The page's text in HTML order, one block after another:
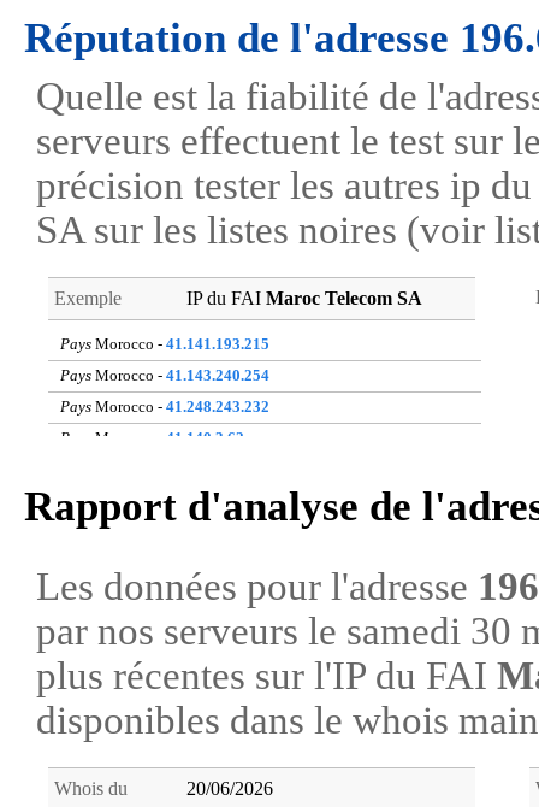
Réputation de l'adresse
Quelle est la fiabilité de
serveurs effectuent le test sur
précision tester les autres ip
SA sur les listes noires (voir
Exemple IP du FAI Maroc Telecom SA
Pays Morocco - 41.141.193.215
Pays Morocco - 41.143.240.254
Pays Morocco - 41.248.243.232
Pays Morocco -
41.140.3.62
PaysMorocco -105.157.85.220
Pays
Morocco -
Pays
Morocco -196.88.98.198
Pays Morocco -196.217.174.72
Rapport d'analyse de
Les données pour l'adresse
par nos serveurs le samedi 30
plus récentes sur l'IP du FAI
disponibles dans le whois
Whois du 20/06/2026